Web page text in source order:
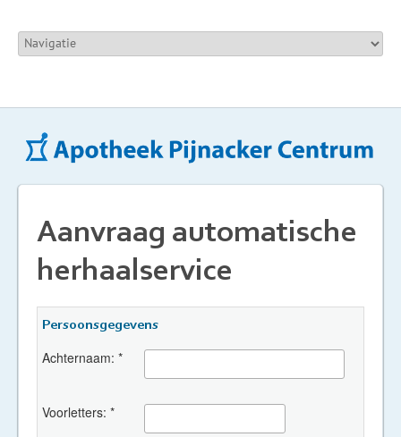
Aanvraag automatische
herhaalservice
Persoonsgegevens
Achternaam: *
Voorletters: *